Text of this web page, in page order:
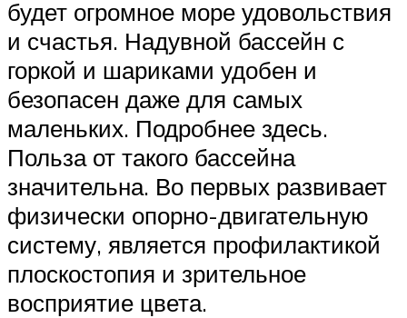
будет огромное море удовольствия
и счастья. Надувной бассейн с
горкой и шариками удобен и
безопасен даже для самых
маленьких. Подробнее здесь.
Польза от такого бассейна
значительна. Во первых развивает
физически опорно-двигательную
систему, является профилактикой
плоскостопия и зрительное
восприятие цвета.